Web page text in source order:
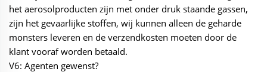
het aerosolproducten zijn met onder druk staande gassen,
zijn het gevaarlijke stoffen, wij kunnen alleen de geharde
monsters leveren en de verzendkosten moeten door de
klant vooraf worden betaald.
V6: Agenten gewenst?